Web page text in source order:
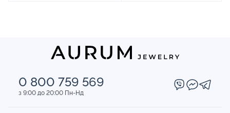
0 800 759 569
з 9:00 до 20:00 Пн-Нд